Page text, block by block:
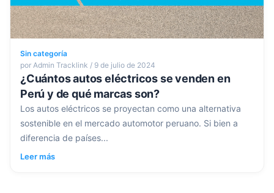
Sin categoría
por Admin Tracklink / 9 de julio de 2024
¿Cuántos autos eléctricos se venden en
Perú y de qué marcas son?
Los autos eléctricos se proyectan como una alternativa
sostenible en el mercado automotor peruano. Si bien a
diferencia de países...
Leer más